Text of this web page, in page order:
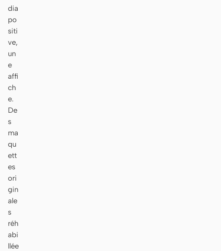
dia
po
siti
ve,
un
e
affi
ch
e.
De
s
ma
qu
ett
es
ori
gin
ale
s
réh
abi
llée